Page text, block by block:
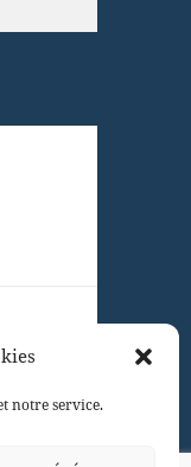
notre service.